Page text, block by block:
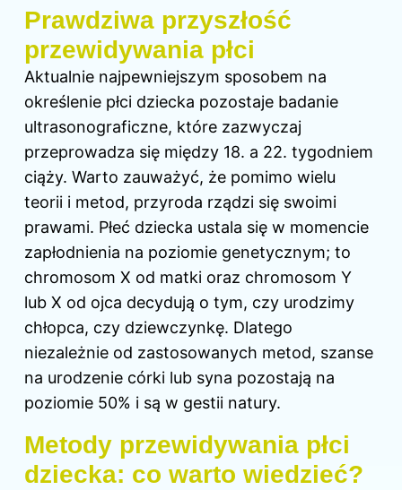
Prawdziwa przyszłość
przewidywania płci
Aktualnie najpewniejszym sposobem na
określenie płci dziecka pozostaje badanie
ultrasonograficzne, które zazwyczaj
przeprowadza się między 18. a 22. tygodniem
ciąży. Warto zauważyć, że pomimo wielu
teorii i metod, przyroda rządzi się swoimi
prawami. Płeć dziecka ustala się w momencie
zapłodnienia na poziomie genetycznym; to
chromosom X od matki oraz chromosom Y
lub X od ojca decydują o tym, czy urodzimy
chłopca, czy dziewczynkę. Dlatego
niezależnie od zastosowanych metod, szanse
na urodzenie córki lub syna pozostają na
poziomie 50% i są w gestii natury.
Metody przewidywania płci
dziecka: co warto wiedzieć?